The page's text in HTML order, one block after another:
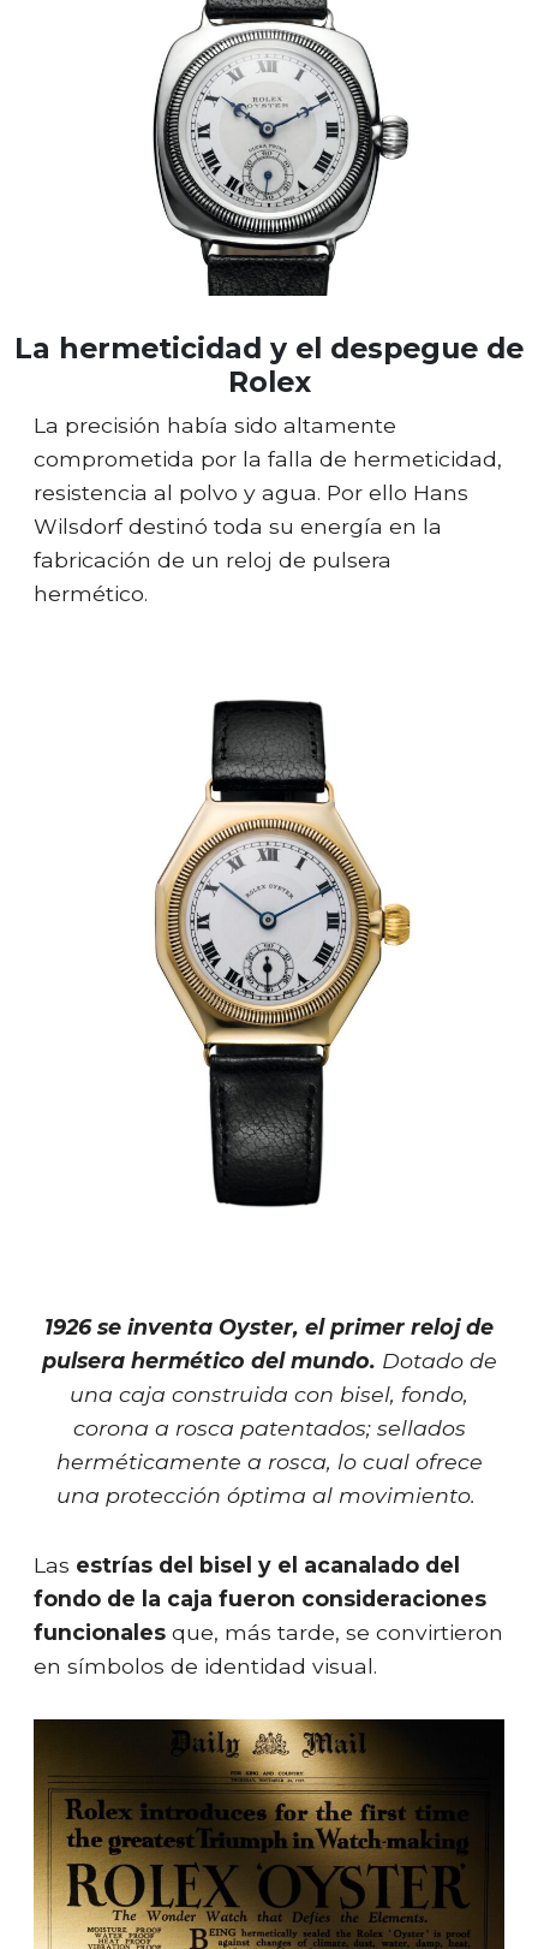
La hermeticidad y el despegue de
Rolex
La precisión había sido altamente
comprometida por la falla de hermeticidad,
resistencia al polvo y agua. Por ello Hans
Wilsdorf destinó toda su energía en la
fabricación de un reloj de pulsera
hermético.
1926 se inventa Oyster, el primer reloj de
pulsera hermético del mundo. Dotado de
una caja construida con bisel, fondo,
corona a rosca patentados; sellados
herméticamente a rosca, lo cual ofrece
una protección óptima al movimiento.
Las estrías del bisel y el acanalado del
fondo de la caja fueron consideraciones
funcionales que, más tarde, se convirtieron
en símbolos de identidad visual.